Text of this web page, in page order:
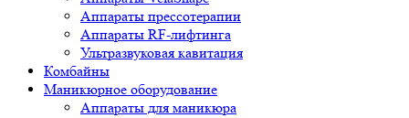
Аппараты прессотерапии
Аппараты RF-лифтинга
Ультразвуковая кавитация
Комбайны
Маникюрное оборудование
Аппараты для маникюра